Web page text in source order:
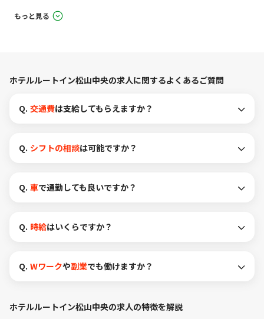
もっと見る
ホテルルートイン松山中央の求人に関するよくあるご質問
Q. 交通費は支給してもらえますか？
Q. シフトの相談は可能ですか？
Q. 車で通勤しても良いですか？
Q. 時給はいくらですか？
Q. Wワークや副業でも働けますか？
ホテルルートイン松山中央の求人の特徴を解説